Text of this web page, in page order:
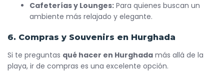
Cafeterías y Lounges: Para quienes buscan un
ambiente más relajado y elegante.
6. Compras y Souvenirs en Hurghada
Si te preguntas qué hacer en Hurghada más allá de la
playa, ir de compras es una excelente opción.